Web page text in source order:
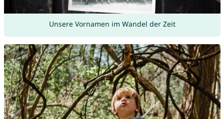
Unsere Vornamen im Wandel der Zeit